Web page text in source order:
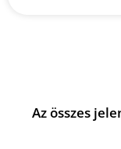
Az összes